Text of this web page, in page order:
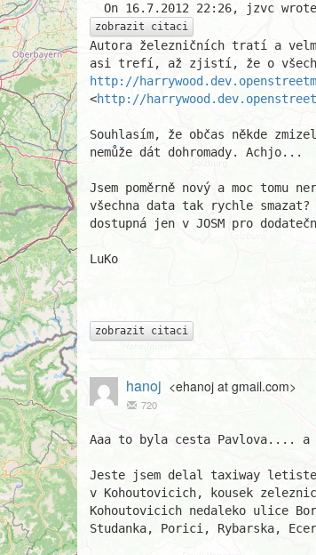
zobrazit citaci
Autora železničních tratí a
http://
<http://
Souhlasím, že občas někde
nemůže dát dohromady. Achjo...
Jsem poměrně nový a moc tomu
všechna data tak rychle
dostupná jen v JOSM pro
LuKo
zobrazit citaci
hanoj <ehanoj at gmail.com>
720
Aaa to byla cesta Pavlova....
Jeste jsem delal taxiway
v Kohoutovicich, kousek
Kohoutovicich nedaleko ulice
Studanka, Porici, Rybarska,